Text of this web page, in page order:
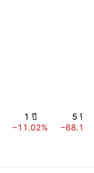
1 ปี
−11.02%
5 ปี